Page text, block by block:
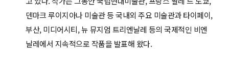
덴마크 루이지아나 미술관 등 국내외 주요 미술관과 타이페이,
부산, 미디어시티, 뉴 뮤지엄 트리엔날레 등의 국제적인 비엔
날레에서 지속적으로 작품을 발표해 왔다.